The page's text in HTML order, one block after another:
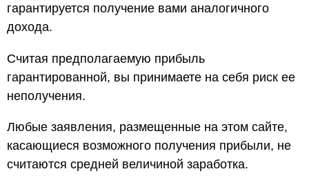
гарантируется получение вами аналогичного
дохода.
Считая предполагаемую прибыль
гарантированной, вы принимаете на себя риск ее
неполучения.
Любые заявления, размещенные на этом сайте,
касающиеся возможного получения прибыли, не
считаются средней величиной заработка.